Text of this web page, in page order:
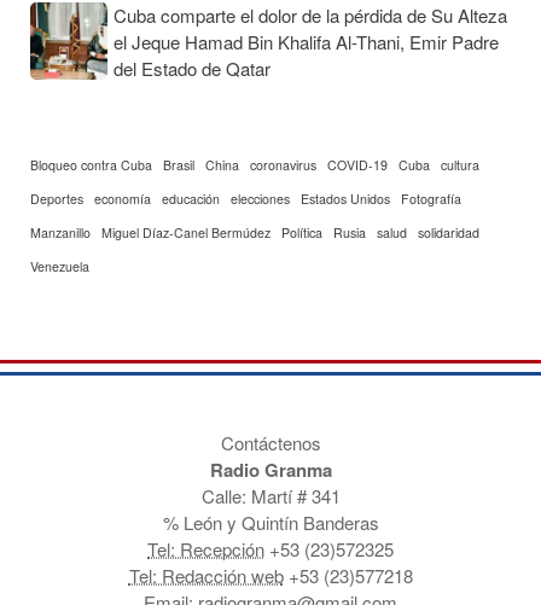
Cuba comparte el dolor de la pérdida de Su Alteza
el Jeque Hamad Bin Khalifa Al-Thani, Emir Padre
del Estado de Qatar
Bloqueo contra Cuba Brasil China coronavirus COVID-19 Cuba
cultura
Deportes economía educación elecciones Estados Unidos
Fotografía
Manzanillo Miguel Díaz-Canel Bermúdez Política Rusia salud solidaridad
Venezuela
Contáctenos
Radio Granma
Calle: Martí # 341
% León y Quintín Banderas
Tel: Recepción +53 (23)572325
Tel: Redacción web+53 (23)577218